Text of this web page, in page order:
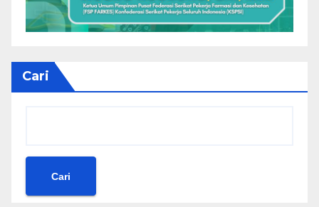
Cari
Cari